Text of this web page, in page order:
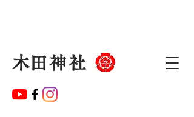
​木田神社